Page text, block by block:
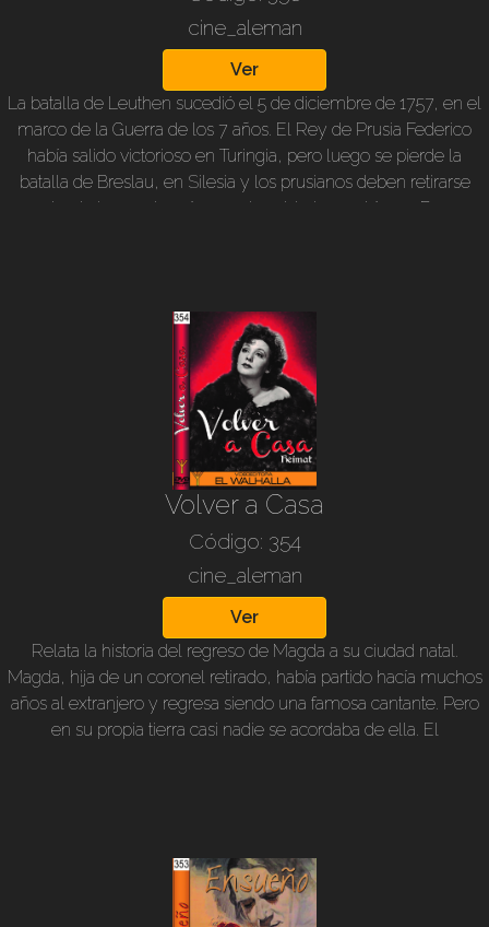
cine_aleman
Ver
La batalla de Leuthen sucedió el 5 de diciembre de 1757, en el
marco de la Guerra de los 7 años. El Rey de Prusia Federico
había salido victorioso en Turingia, pero luego se pierde la
batalla de Breslau, en Silesia y los prusianos deben retirarse
ante el abrumador número de soldados austríacos. Pero
agradecemos a Dios”. Un soldado desconocido que estaba
cerca del Rey Federico, espontáneamente comenzó a
cantarla, y fue adoptada por el ejército prusiano. Los
sufrimientos del Rey ante los derrotistas, ante su propia familia
que no cree en él, el discurso a los oficiales en vísperas a la
batalla, son algunos de los momentos salientes de esta
magnífica película histórica. Excelentes enfoques de cámaras.
Directores: Carl Froelich y Walter Supper. Actores: Otto Gebühr,
B/n, original alemán, subtitulada en nuestro idioma. Duración:
83 min.
Volver a Casa
Código: 354
cine_aleman
Ver
Relata la historia del regreso de Magda a su ciudad natal.
Magda, hija de un coronel retirado, había partido hacía muchos
años al extranjero y regresa siendo una famosa cantante. Pero
en su propia tierra casi nadie se acordaba de ella. El
la habitual y excelente actuación de Heinrich George. La
película fué galardonada con el Premio Bienal de Venecia
(1938) y el Premio Nacional de Cinematografía (1939). 1938.